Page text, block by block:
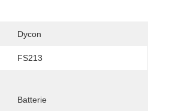
Dycon
FS213
Batterie